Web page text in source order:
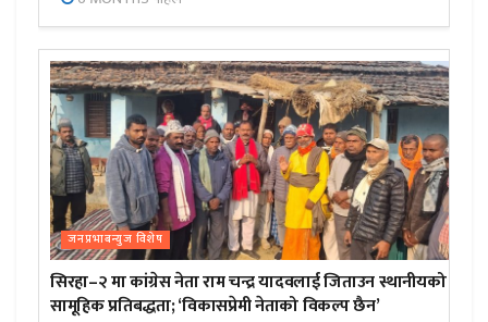
जनप्रभाबन्युज विशेष
सिरहा–२ मा कांग्रेस नेता राम चन्द्र यादवलाई जिताउन स्थानीयको
सामूहिक प्रतिबद्धता; ‘विकासप्रेमी नेताको विकल्प छैन’